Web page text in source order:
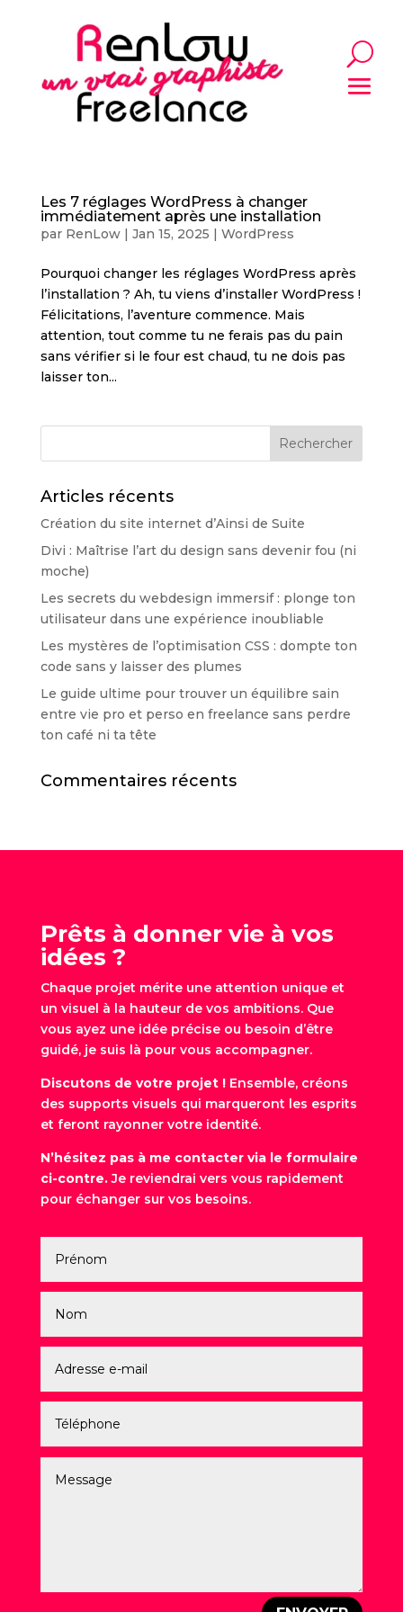
Les 7 réglages WordPress à changer
immédiatement après une installation
par RenLow| Jan 15, 2025 | WordPress
Pourquoi changer les réglages WordPress après
l’installation ? Ah, tu viens d’installer WordPress !
Félicitations, l’aventure commence. Mais
attention, tout comme tu ne ferais pas du pain
sans vérifier si le four est chaud, tu ne dois pas
laisser ton...
Articles récents
Création du site internet d’Ainsi de Suite
Divi : Maîtrise l’art du design sans devenir fou (ni
moche)
Les secrets du webdesign immersif : plonge ton
utilisateur dans une expérience inoubliable
Les mystères de l’optimisation CSS : dompte ton
code sans y laisser des plumes
Le guide ultime pour trouver un équilibre sain
entre vie pro et perso en freelance sans perdre
ton café ni ta tête
Commentaires récents
Prêts à donner vie à vos
idées ?
Chaque projet mérite une attention unique et
un visuel à la hauteur de vos ambitions. Que
vous ayez une idée précise ou besoin d’être
guidé, je suis là pour vous accompagner.
Discutons de votre projet !Ensemble, créons
des supports visuels qui marqueront les esprits
et feront rayonner votre identité.
N’hésitez pas à me contacter via le formulaire
ci-contre.Je reviendrai vers vous rapidement
pour échanger sur vos besoins.